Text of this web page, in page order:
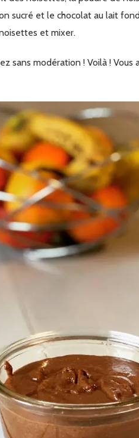
sucré et le chocolat au lait
et mixer.
sans modération ! Voilà !